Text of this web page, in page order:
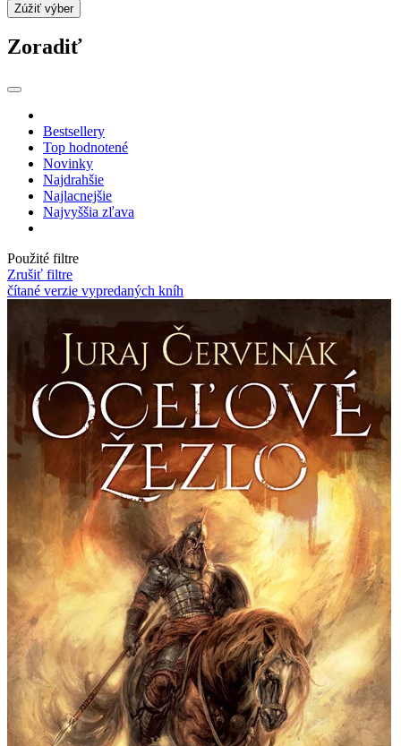
Zúžiť výber
Zoradiť
Bestsellery
Top hodnotené
Novinky
Najdrahšie
Najlacnejšie
Najvyššia zľava
Použité filtre
Zrušiť filtre
čítané verzie vypredaných kníh